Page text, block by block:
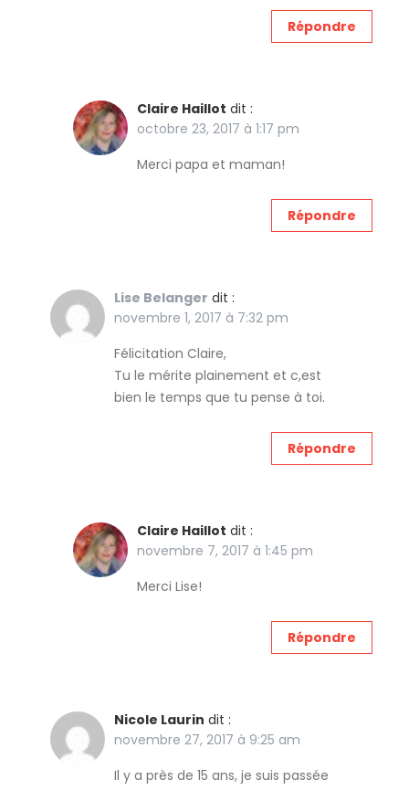
Répondre
Claire Haillot dit :
octobre 23, 2017 à 1:17 pm
Merci papa et maman!
Répondre
Lise Belanger dit :
novembre 1, 2017 à 7:32 pm
Félicitation Claire,
Tu le mérite plainement et c,est
bien le temps que tu pense à toi.
Répondre
Claire Haillot dit :
novembre 7, 2017 à 1:45 pm
Merci Lise!
Répondre
Nicole Laurin dit :
novembre 27, 2017 à 9:25 am
Il y a près de 15 ans, je suis passée